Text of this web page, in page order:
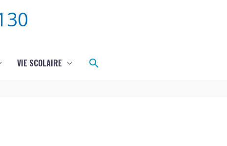
VIE SCOLAIRE Rechercher